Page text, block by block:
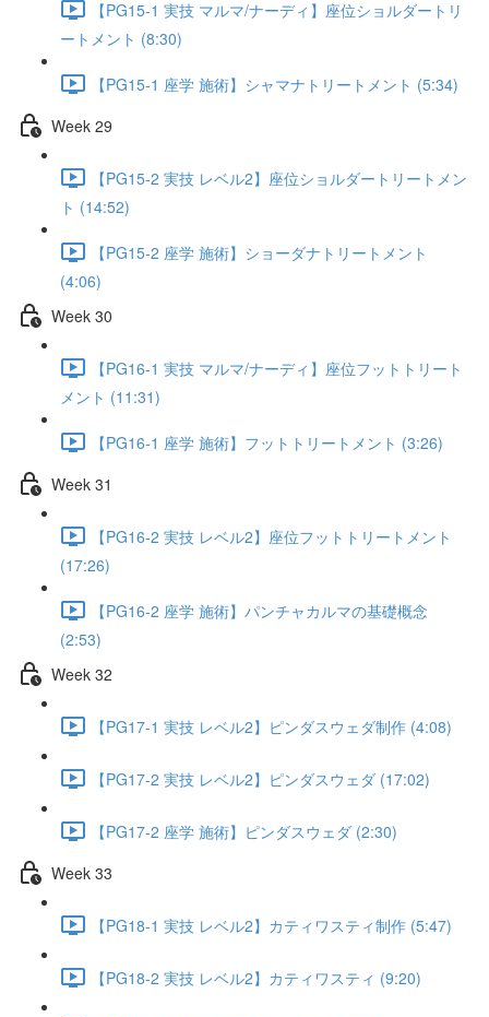
【PG15-1 実技 マルマ/ナーディ】座位ショルダートリ
ートメント (8:30)
【PG15-1 座学 施術】シャマナトリートメント (5:34)
Week 29
【PG15-2 実技 レベル2】座位ショルダートリートメン
ト (14:52)
【PG15-2 座学 施術】ショーダナトリートメント
(4:06)
Week 30
【PG16-1 実技 マルマ/ナーディ】座位フットトリート
メント (11:31)
【PG16-1 座学 施術】フットトリートメント (3:26)
Week 31
【PG16-2 実技 レベル2】座位フットトリートメント
(17:26)
【PG16-2 座学 施術】パンチャカルマの基礎概念
(2:53)
Week 32
【PG17-1 実技 レベル2】ピンダスウェダ制作 (4:08)
【PG17-2 実技 レベル2】ピンダスウェダ (17:02)
【PG17-2 座学 施術】ピンダスウェダ (2:30)
Week 33
【PG18-1 実技 レベル2】カティワスティ制作 (5:47)
【PG18-2 実技 レベル2】カティワスティ (9:20)